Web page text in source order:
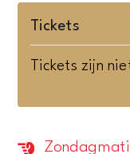
Tickets
Tickets zijn